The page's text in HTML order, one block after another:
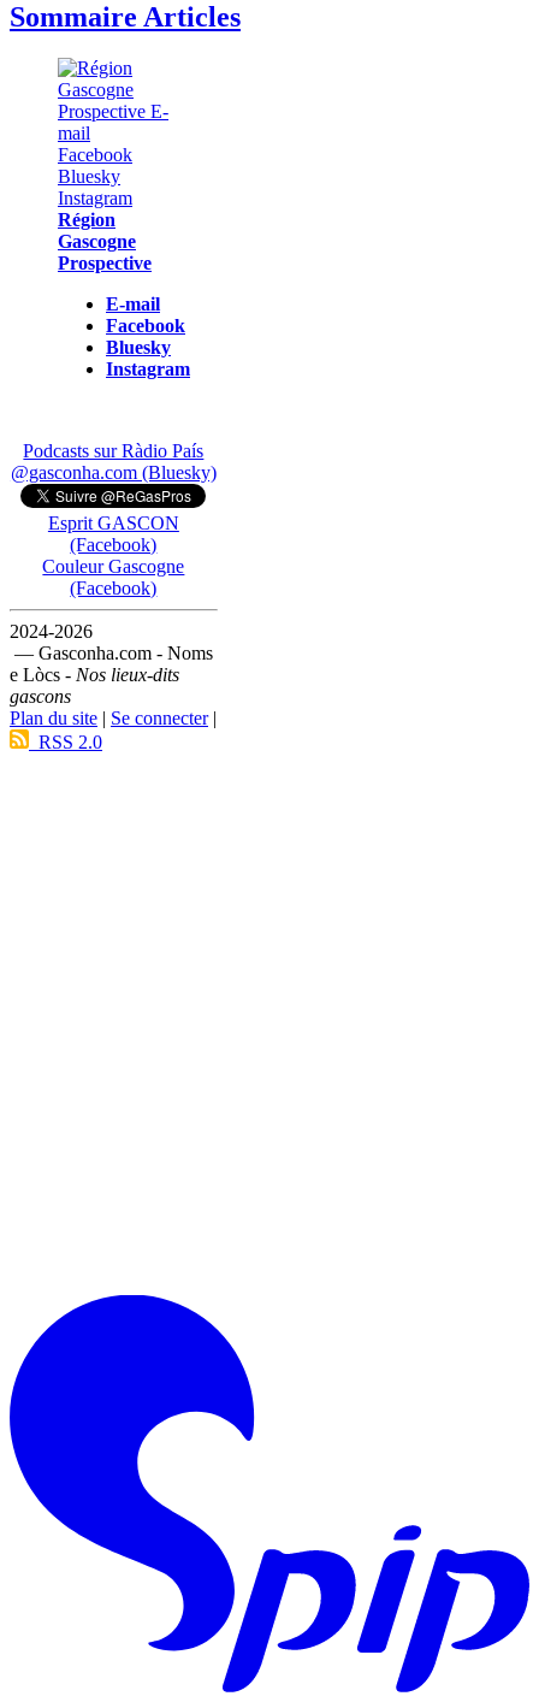
Sommaire Articles
Région
Gascogne
Prospective
E-mail
Facebook
Bluesky
Instagram
Podcasts sur Ràdio País
@gasconha.com (Bluesky)
Esprit GASCON
(Facebook)
Couleur Gascogne
(Facebook)
2024-2026
— Gasconha.com - Noms
e Lòcs - Nos lieux-dits
gascons
Plan du site | Se connecter|
RSS 2.0